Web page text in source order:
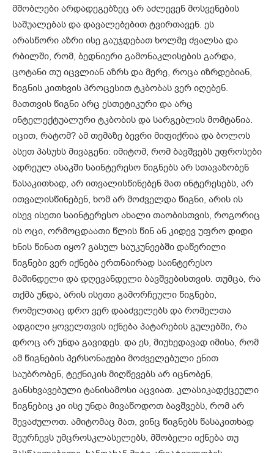
მშობლები არდადეგებზეც არ აძლევენ მოსვენების
საშუალებას და დავალებებით ტვირთავენ. ეს
არასწორი აზრი ისე გაუჯდებათ ხოლმე ძვალსა და
რბილში, რომ, ბედნიერი გამონაკლისების გარდა,
ცოტანი თუ იცვლიან აზრს და მერე, როცა იზრდებიან,
წიგნის კითხვის პროცესით ტკბობას ვერ იღებენ.
მათთვის წიგნი არც ესთეტიკური და არც
ინტელექტუალური ტკბობის და სარგებლის მომტანია.
იცით, რატომ? ამ თემაზე ბევრი მიფიქრია და ბოლოს
ასეთ პასუხს მივაგენი: იმიტომ, რომ ბავშვებს უფროსები
ადრეულ ასაკში საინტერესო წიგნებს არ სთავაზობენ
წასაკითხად, არ ითვალისწინებენ მათ ინტერესებს, არ
ითვალისწინებენ, ხომ არ მოძველდა წიგნი, არის ის
ისევ ისეთი საინტერესო ახალი თაობისთვის, როგორიც
ის ოცი, ორმოცდაათი წლის წინ ან კიდევ უფრო დიდი
ხნის წინათ იყო? გასულ საუკუნეებში დაწერილი
წიგნები ვერ იქნება ერთნაირად საინტერესო
მაშინდელი და დღევანდელი ბავშვებისთვის. თუმცა, რა
თქმა უნდა, არის ისეთი გამორჩეული წიგნები,
რომელთაც დრო ვერ დააძველებს და რომელთა
ადგილი ყოველთვის იქნება პატარების გულებში, რა
დროც არ უნდა გავიდეს. და ეს, მიუხედავად იმისა, რომ
ამ წიგნების პერსონაჟები მოძველებული ენით
საუბრობენ, ტექნიკის მიღწევებს არ იცნობენ,
განსხვავებული ტანისამოსი აცვიათ. კლასიკადქცეული
წიგნებიც კი ისე უნდა მივაწოდოთ ბავშვებს, რომ არ
შევაძულოთ. ამიტომაც მათ, ვინც წიგნებს წასაკითხად
შეურჩევს უმცროსკლასელებს, მშობელი იქნება თუ